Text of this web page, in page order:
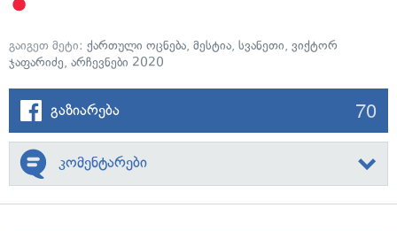
გაიგეთ მეტი: ქართული ოცნება, მესტია, სვანეთი, ვიქტორ
ჯაფარიძე, არჩევნები 2020
გაზიარება 70
კომენტარები